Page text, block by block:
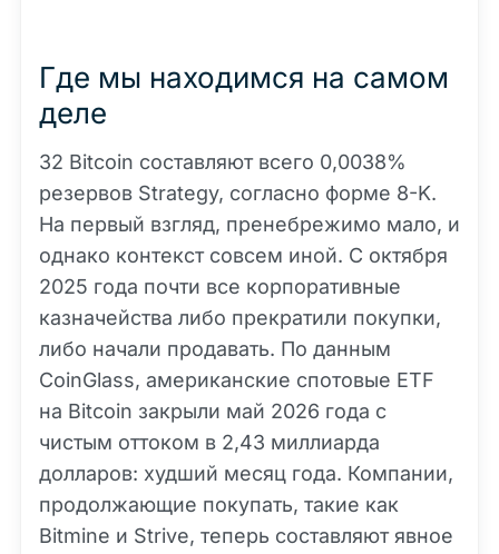
Где мы находимся на самом
деле
32 Bitcoin составляют всего 0,0038%
резервов Strategy, согласно форме 8-K.
На первый взгляд, пренебрежимо мало, и
однако контекст совсем иной. С октября
2025 года почти все корпоративные
казначейства либо прекратили покупки,
либо начали продавать. По данным
CoinGlass, американские спотовые ETF
на Bitcoin закрыли май 2026 года с
чистым оттоком в 2,43 миллиарда
долларов: худший месяц года. Компании,
продолжающие покупать, такие как
Bitmine и Strive, теперь составляют явное